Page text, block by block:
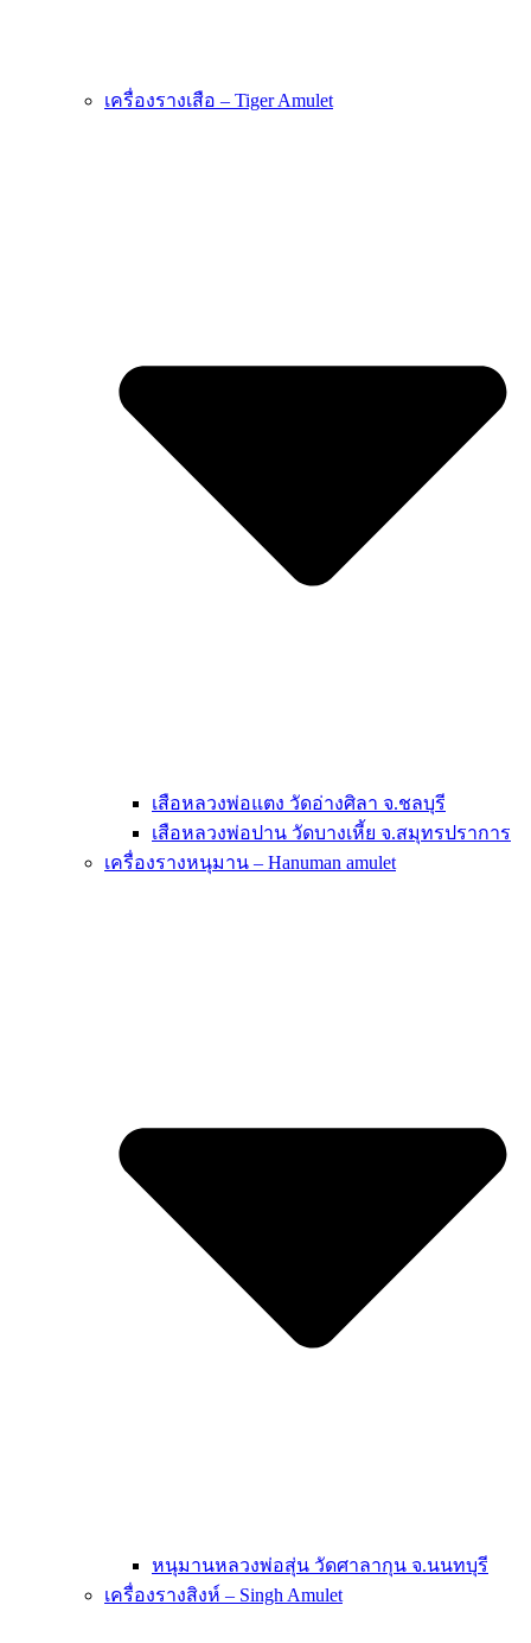
เครื่องรางเสือ – Tiger Amulet
เสือหลวงพ่อแตง วัดอ่างศิลา จ.ชลบุรี
เสือหลวงพ่อปาน วัดบางเหี้ย จ.สมุทรปราการ
เครื่องรางหนุมาน – Hanuman amulet
หนุมานหลวงพ่อสุ่น วัดศาลากุน จ.นนทบุรี
เครื่องรางสิงห์ – Singh Amulet